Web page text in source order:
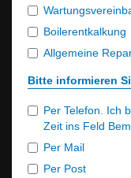
Boilerentkalkung
Allgemeine
Bitte informieren
Per Telefon. Ich
Zeit ins Feld
Per Mail
Per Post